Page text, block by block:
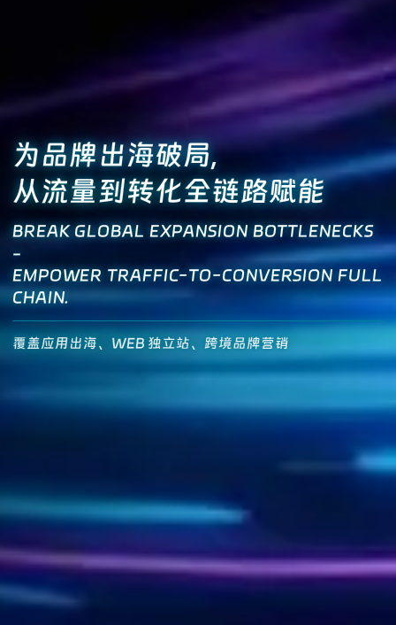
为品牌出海破局,
从流量到转化全链路赋能
BREAK GLOBAL EXPANSION BOTTLENECKS
-
EMPOWER TRAFFIC-TO-CONVERSION FULL
CHAIN.
覆盖应用出海、WEB 独立站、跨境品牌营销